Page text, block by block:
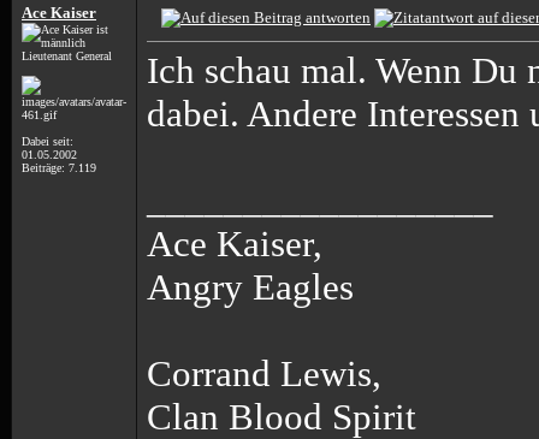
Ace Kaiser
Lieutenant General
Dabei seit:
01.05.2002
Beiträge: 7.119
Ich schau mal. Wenn Du
dabei. Andere Interessen
Ace Kaiser,
Angry Eagles
Corrand Lewis,
Clan Blood Spirit